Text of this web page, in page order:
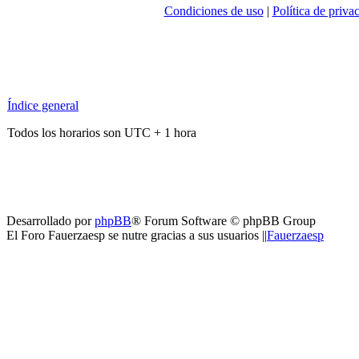
Condiciones de uso| Política de
Índice general
Todos los horarios son UTC + 1 hora
Desarrollado porphpBB® Forum Software © phpBB Group
El Foro Fauerzaesp se nutre gracias a sus usuarios ||Fauerzaesp